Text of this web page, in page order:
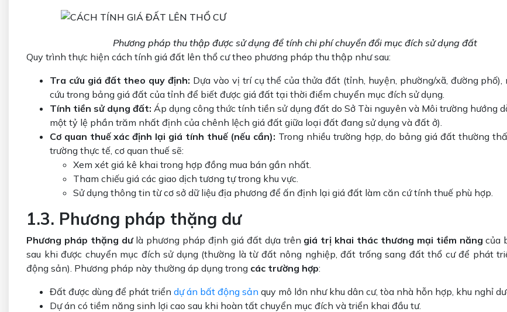
Phương pháp thu thập được sử dụng để tính chi phí chuyển đổi mục đích sử dụng đất
Quy trình thực hiện cách tính giá đất lên thổ cư theo phương pháp thu thập như sau:
Tra cứu giá đất theo quy định: Dựa vào vị trí cụ thể của thửa đất (tỉnh, huyện, phường/xã, đường phố),
cứu trong bảng giá đất của tỉnh để biết được giá đất tại thời điểm chuyển mục đích sử dụng.
Tính tiền sử dụng đất: Áp dụng công thức tính tiền sử dụng đất do Sở Tài nguyên và Môi trường hướng
một tỷ lệ phần trăm nhất định của chênh lệch giá đất giữa loại đất đang sử dụng và đất ở).
Cơ quan thuế xác định lại giá tính thuế (nếu cần): Trong nhiều trường hợp, do bảng giá đất thường
trường thực tế, cơ quan thuế sẽ:
Xem xét giá kê khai trong hợp đồng mua bán gần nhất.
Tham chiếu giá các giao dịch tương tự trong khu vực.
Sử dụng thông tin từ cơ sở dữ liệu địa phương để ấn định lại giá đất làm căn cứ tính thuế phù hợp.
1.3. Phương pháp thặng dư
Phương pháp thặng dưlà phương pháp định giá đất dựa trên giá trị khai thác thương mại tiềm năng của
sau khi được chuyển mục đích sử dụng (thường là từ đất nông nghiệp, đất trống sang đất thổ cư để phát
động sản). Phương pháp này thường áp dụng trong các trường hợp:
Đất được dùng để phát triển dự án bất động sản quy mô lớn như khu dân cư, tòa nhà hỗn hợp, khu nghỉ
Dự án có tiềm năng sinh lợi cao sau khi hoàn tất chuyển mục đích và triển khai đầu tư.